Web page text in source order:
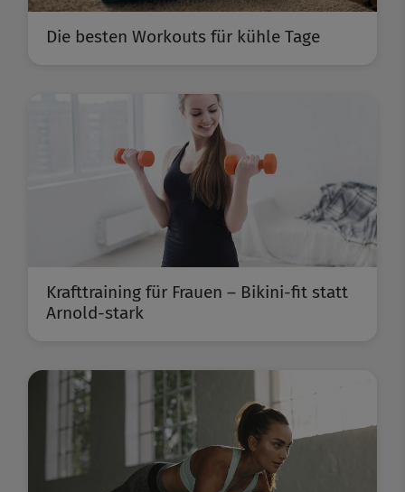
Die besten Workouts für kühle Tage
Krafttraining für Frauen – Bikini-fit statt
Arnold-stark